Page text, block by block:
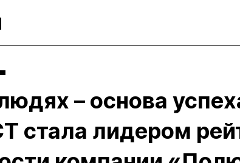
– основа
стала лидером